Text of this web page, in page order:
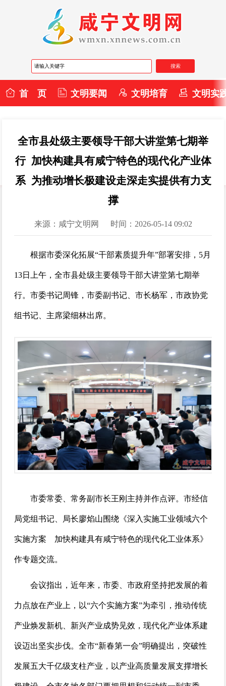
首 页 文明要闻 文明培育 文明实
全市县处级主要领导干部大讲堂第七期举
行 加快构建具有咸宁特色的现代化产业体
系 为推动增长极建设走深走实提供有力支
撑
来源：咸宁文明网 时间：2026-05-14 09:02
根据市委深化拓展“干部素质提升年”部署安排，5月
13日上午，全市县处级主要领导干部大讲堂第七期举
行。市委书记周锋，市委副书记、市长杨军，市政协党
组书记、主席梁细林出席。
市委常委、常务副市长王刚主持并作点评。市经信
局党组书记、局长廖焰山围绕《深入实施工业领域六个
实施方案 加快构建具有咸宁特色的现代化工业体系》
作专题交流。
会议指出，近年来，市委、市政府坚持把发展的着
力点放在产业上，以“六个实施方案”为牵引，推动传统
产业焕发新机、新兴产业成势见效，现代化产业体系建
设迈出坚实步伐。全市“新春第一会”明确提出，突破性
发展五大千亿级支柱产业，以产业高质量发展支撑增长